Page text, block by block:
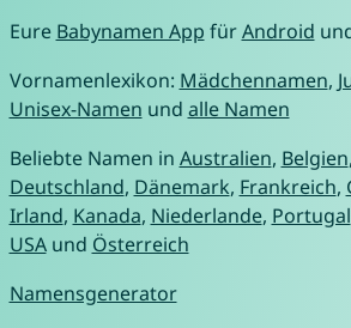
Eure Babynamen App fürAndroid
Vornamenlexikon: Mädchennamen,
Unisex-Namen und alle Namen
Beliebte Namen in Australien, Belgien,
Deutschland, Dänemark, Frankreich,
Irland, Kanada, Niederlande, Portugal
USAund Österreich
Namensgenerator